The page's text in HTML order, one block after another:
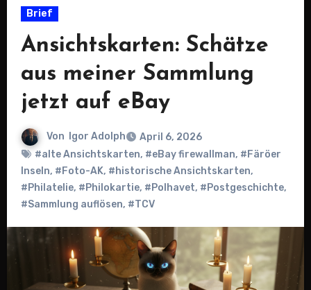
Brief
Ansichtskarten: Schätze
aus meiner Sammlung
jetzt auf eBay
Von Igor Adolph
April 6, 2026
#alte Ansichtskarten, #eBay firewallman, #Färöer
Inseln, #Foto-AK, #historische Ansichtskarten,
#Philatelie, #Philokartie, #Polhavet, #Postgeschichte,
#Sammlung auflösen, #TCV